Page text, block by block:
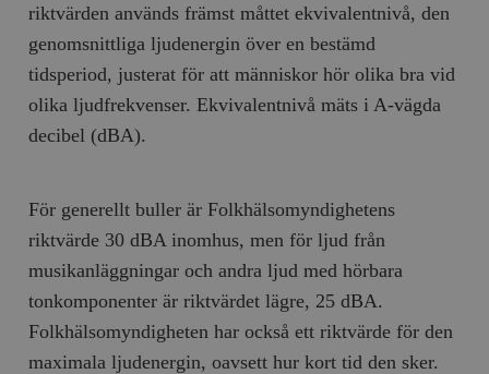
riktvärden används främst måttet ekvivalentnivå, den
genomsnittliga ljudenergin över en bestämd
tidsperiod, justerat för att människor hör olika bra vid
olika ljudfrekvenser. Ekvivalentnivå mäts i A-vägda
decibel (dBA).
För generellt buller är Folkhälsomyndighetens
riktvärde 30 dBA inomhus, men för ljud från
musikanläggningar och andra ljud med hörbara
tonkomponenter är riktvärdet lägre, 25 dBA.
Folkhälsomyndigheten har också ett riktvärde för den
maximala ljudenergin, oavsett hur kort tid den sker.